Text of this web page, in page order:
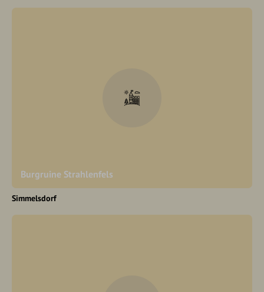
Burgruine Strahlenfels
Simmelsdorf